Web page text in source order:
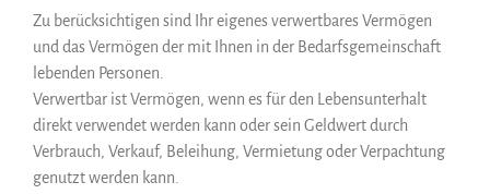
Zu berücksichtigen sind Ihr eigenes verwertbares Vermögen
und das Vermögen der mit Ihnen in der Bedarfsgemeinschaft
lebenden Personen.
Verwertbar ist Vermögen, wenn es für den Lebensunterhalt
direkt verwendet werden kann oder sein Geldwert durch
Verbrauch, Verkauf, Beleihung, Vermietung oder Verpachtung
genutzt werden kann.